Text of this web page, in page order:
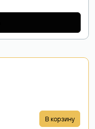
В корзину